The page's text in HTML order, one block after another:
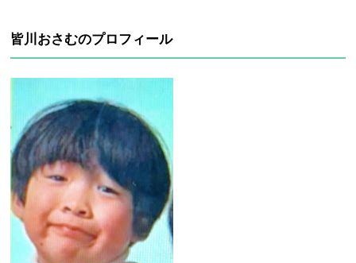
皆川おさむのプロフィール